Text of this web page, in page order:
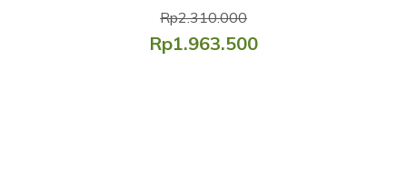
Rp2.310.000
Rp1.963.500